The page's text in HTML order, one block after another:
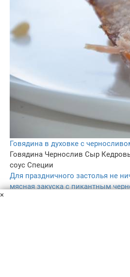
Говядина в духовке с
Говядина Чернослив Сыр
соус Специи
Для праздничного застолья не
мясная закуска с пикантным
×